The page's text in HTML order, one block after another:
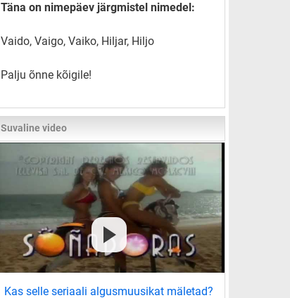
Täna on nimepäev järgmistel nimedel:
Vaido, Vaigo, Vaiko, Hiljar, Hiljo
Palju õnne kõigile!
Suvaline video
Kas selle seriaali algusmuusikat mäletad?